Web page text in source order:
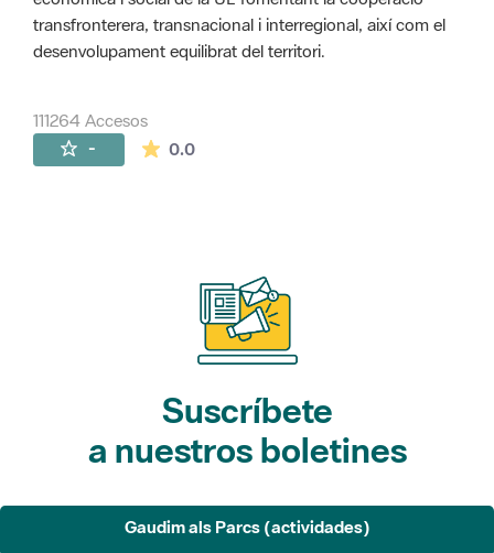
transfronterera, transnacional i interregional, així com el
desenvolupament equilibrat del territori.
111264 Accesos
- 0.0La valoración media es de 0 estrellas de
Suscríbete
a nuestros boletines
Gaudim als Parcs (actividades)